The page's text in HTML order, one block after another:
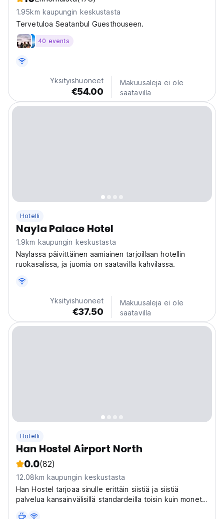
1.95km kaupungin keskustasta
Tervetuloa Seatanbul Guesthouseen.
40 events
Yksityishuoneet
€54.00
Makuusaleja ei ole
saatavilla
Hotelli
Nayla Palace Hotel
1.9km kaupungin keskustasta
Naylassa päivittäinen aamiainen tarjoillaan hotellin
ruokasalissa, ja juomia on saatavilla kahvilassa.
Yksityishuoneet
€37.50
Makuusaleja ei ole
saatavilla
Hotelli
Han Hostel Airport North
0.0(82)
12.08km kaupungin keskustasta
Han Hostel tarjoaa sinulle erittäin siistiä ja siistiä
palvelua kansainvälisillä standardeilla toisin kuin monet